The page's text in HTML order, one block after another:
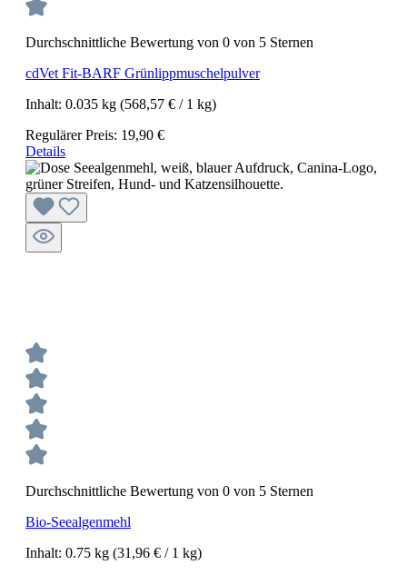
Durchschnittliche Bewertung von 0 von 5 Sternen
cdVet Fit-BARF Grünlippmuschelpulver
Inhalt: 0.035 kg (568,57 € / 1 kg)
Regulärer Preis: 19,90 €
Details
Durchschnittliche Bewertung von 0 von 5 Sternen
Bio-Seealgenmehl
Inhalt: 0.75 kg (31,96 € / 1 kg)